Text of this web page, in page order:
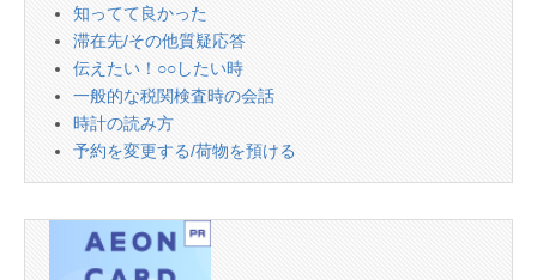
知ってて良かった
滞在先/その他質疑応答
伝えたい！○○したい時
一般的な税関検査時の会話
時計の読み方
予約を変更する/荷物を預ける